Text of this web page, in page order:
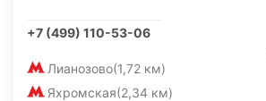
+7 (499) 110-53-06
Лианозово(1,72 км)
Яхромская(2,34 км)